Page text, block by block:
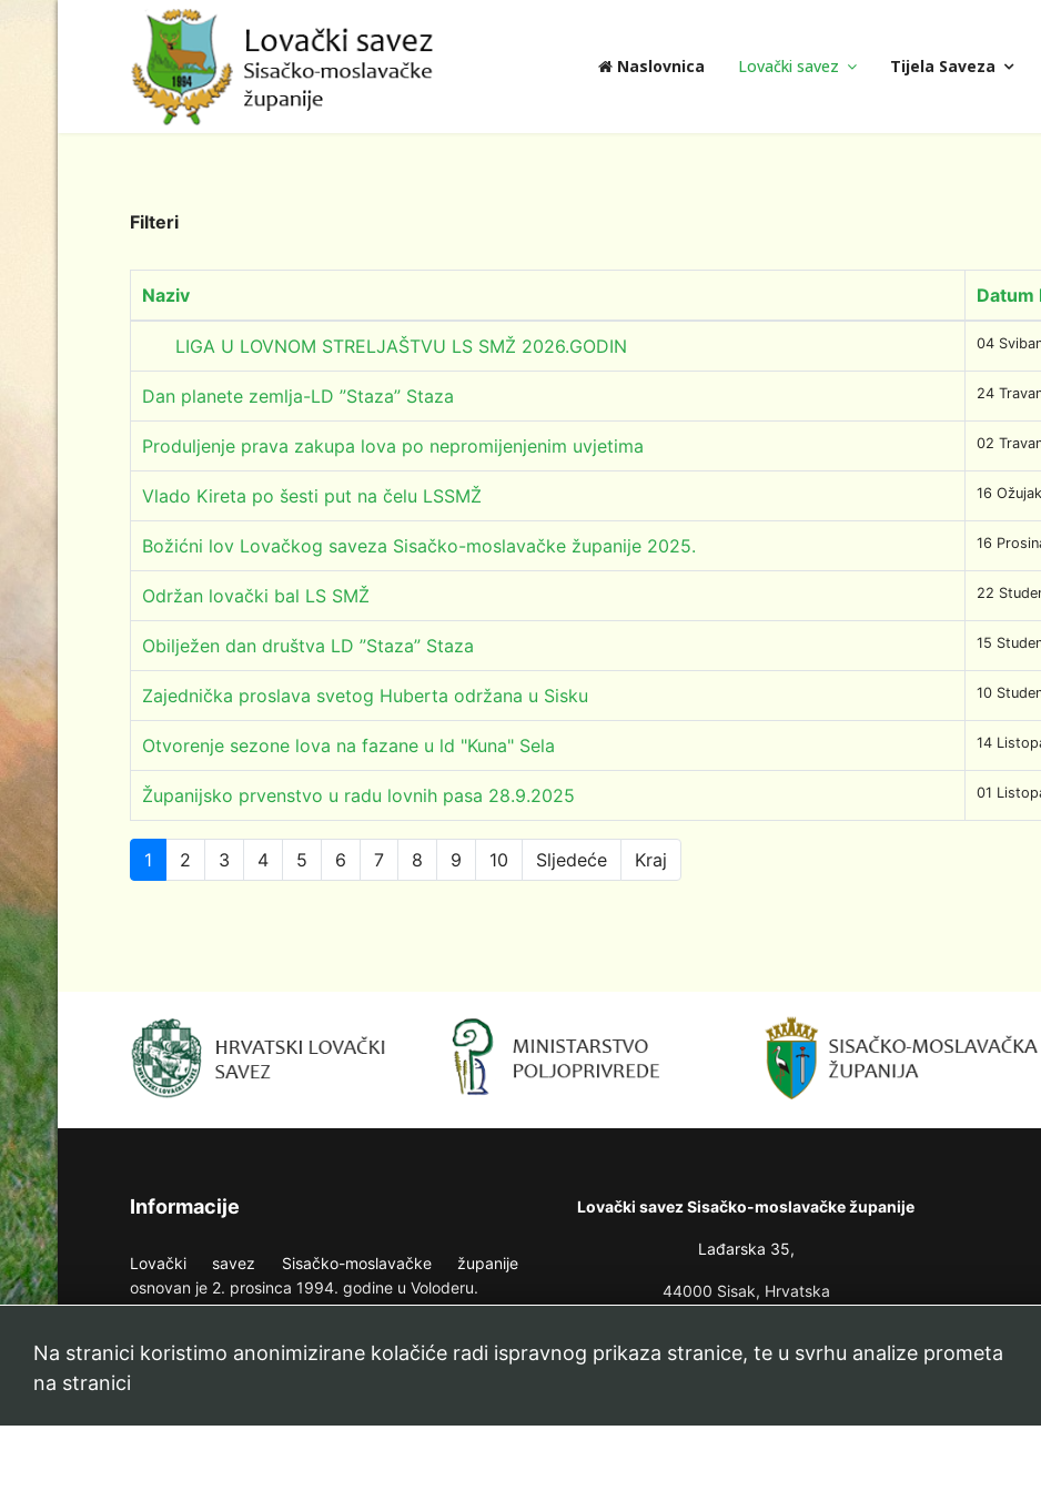
Naslovnica Lovački savez Tijela Saveza
Filteri
Naziv Datum
LIGA U LOVNOM STRELJAŠTVU LS SMŽ 2026.GODIN 04
Dan planete zemlja-LD ”Staza” Staza 24
Produljenje prava zakupa lova po nepromijenjenim uvjetima 02
Vlado Kireta po šesti put na čelu LSSMŽ 16
Božićni lov Lovačkog saveza Sisačko-moslavačke županije 2025. 16
Održan lovački bal LS SMŽ 22
Obilježen dan društva LD ”Staza” Staza 15
Zajednička proslava svetog Huberta održana u Sisku 10
Otvorenje sezone lova na fazane u ld "Kuna" Sela 14
Županijsko prvenstvo u radu lovnih pasa 28.9.2025 01
1 2 3 4 5 6 7 8 9 10 Sljedeće Kraj
Informacije
Lovački savez Sisačko-moslavačke županije
osnovan je 2. prosinca 1994. godine u Voloderu.
2962 lovca koje gospodare sa 35 županijskih i 13
Lovački savez Sisačko-moslavačke županije
Lađarska 35,
44000 Sisak, Hrvatska
Na stranici koristimo anonimizirane kolačiće radi ispravnog prikaza stranice, te u svrhu analize prometa
na stranici